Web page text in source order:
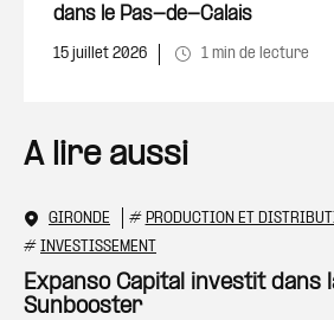
dans le Pas-de-Calais
15 juillet 2026 1 min de lecture
A lire aussi
GIRONDE # PRODUCTION ET
# INVESTISSEMENT
Expanso Capital investit
Sunbooster